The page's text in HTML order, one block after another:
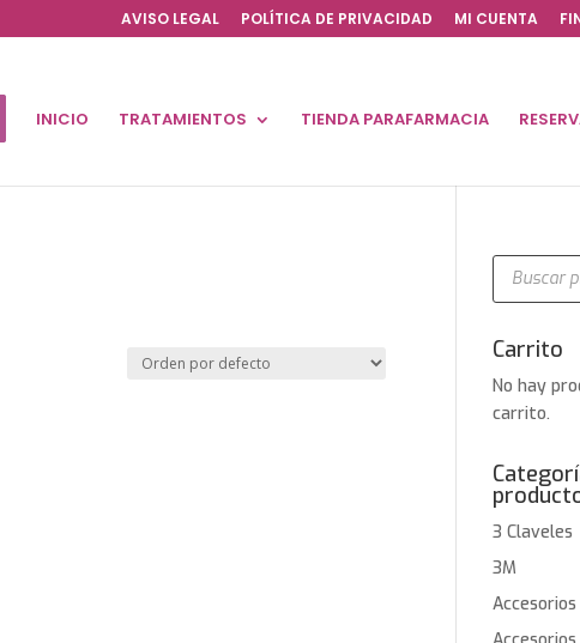
AVISO LEGAL POLÍTICA DE PRIVACIDAD MI CUENTA
INICIO TRATAMIENTOS TIENDA PARAFARMACIA
Búsqueda
productos
Carrito
No hay
carrito.
3 Claveles
3M